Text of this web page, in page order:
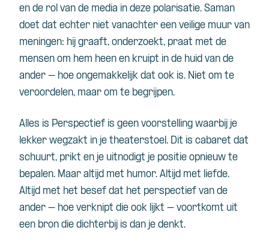
en de rol van de media in deze polarisatie. Saman
doet dat echter niet vanachter een veilige muur van
meningen: hij graaft, onderzoekt, praat met de
mensen om hem heen en kruipt in de huid van de
ander – hoe ongemakkelijk dat ook is. Niet om te
veroordelen, maar om te begrijpen.
Alles is Perspectief is geen voorstelling waarbij je
lekker wegzakt in je theaterstoel. Dit is cabaret dat
schuurt, prikt en je uitnodigt je positie opnieuw te
bepalen. Maar altijd met humor. Altijd met liefde.
Altijd met het besef dat het perspectief van de
ander – hoe verknipt die ook lijkt – voortkomt uit
een bron die dichterbij is dan je denkt.